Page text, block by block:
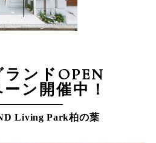
ンドOPEN
ン開催中！
Living Park柏の葉